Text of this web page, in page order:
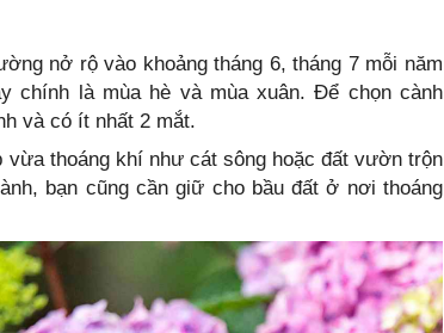
nở rộ vào khoảng tháng 6, tháng 7 mỗi năm
chính là mùa hè và mùa xuân. Để chọn cành
và có ít nhất 2 mắt.
thoáng khí như cát sông hoặc đất vườn trộn
bạn cũng cần giữ cho bầu đất ở nơi thoáng